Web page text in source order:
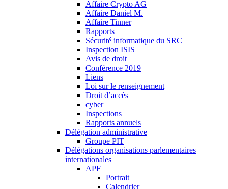
Affaire Crypto AG
Affaire Daniel M.
Affaire Tinner
Rapports
Sécurité informatique du SRC
Inspection ISIS
Avis de droit
Conférence 2019
Liens
Loi sur le renseignement
Droit d’accès
cyber
Inspections
Rapports annuels
Délégation administrative
Groupe PIT
Délégations organisations parlementaires
internationales
APF
Portrait
Calendrier